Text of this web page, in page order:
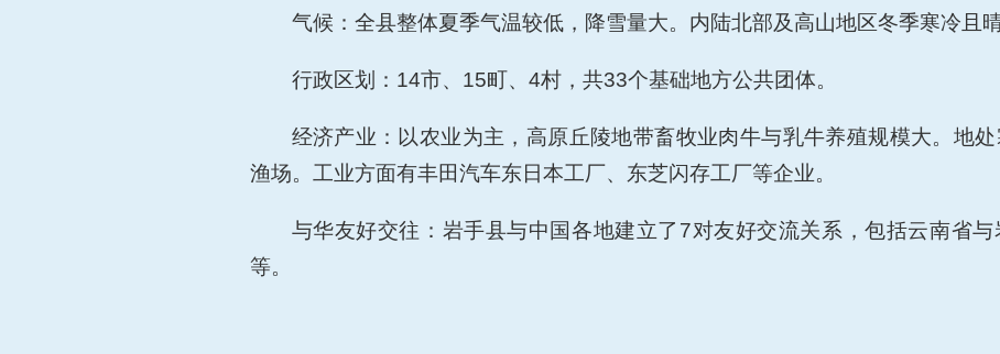
气候：全县整体夏季气温较低，降雪量大。内陆北部及高山地区冬季寒冷且晴
行政区划： 14市、15町、4村，共33个基础地方公共团体。
经济产业：以农业为主，高原丘陵地带畜牧业肉牛与乳牛养殖规模大。地
渔场。工业方面有丰田汽车东日本工厂、东芝闪存工厂等企业。
与华友好交往：岩手县与中国各地建立了 7对友好交流关系，包括云南省
等。